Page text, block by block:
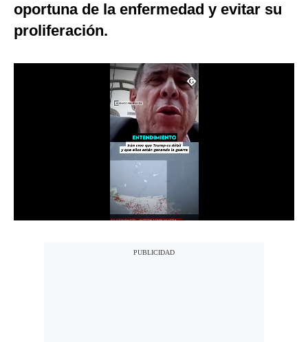
G de Gestión
gestion.pe
oportuna de la enfermedad y evitar su
proliferación.